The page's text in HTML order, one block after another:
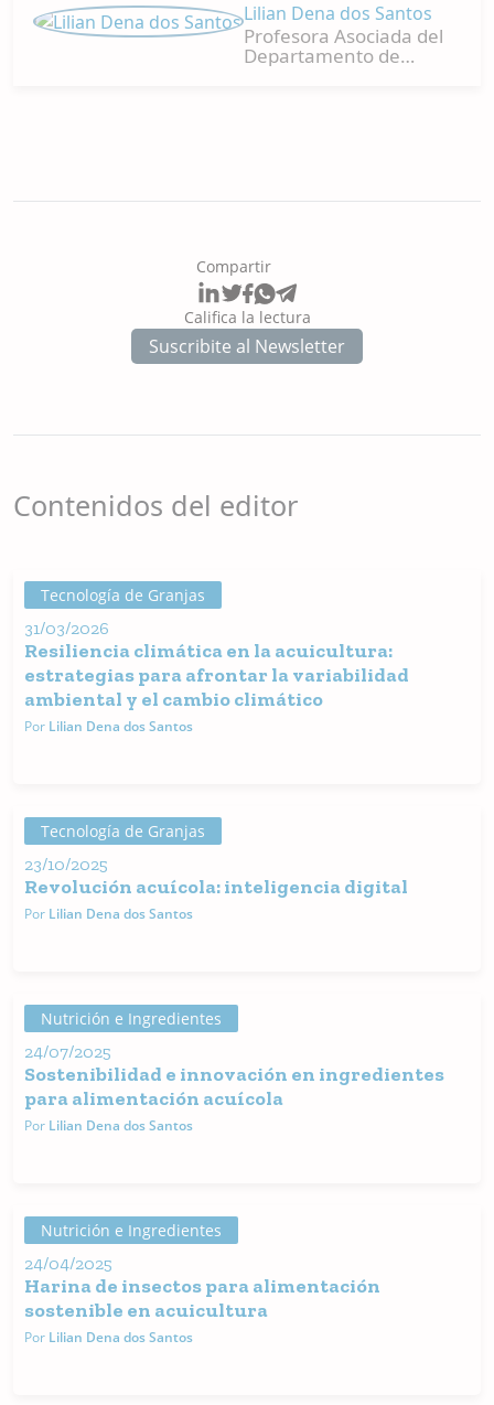
Lilian Dena dos Santos
Profesora Asociada del
Departamento de
Nutrición Acuícola.
laboratorio,
investigadora y
orientadora en la
enseñanza de grado y
posgrado en la UFPR,
además de haber
la industria de la
ejecución de
investigaciones en
Compartir
Califica la lectura
Suscribite al Newsletter
Contenidos del editor
Tecnología de Granjas
31/03/2026
Resiliencia climática en la acuicultura:
estrategias para afrontar la variabilidad
ambiental y el cambio climático
Por Lilian Dena dos Santos
Tecnología de Granjas
23/10/2025
Revolución acuícola: inteligencia digital
Por Lilian Dena dos Santos
Nutrición e Ingredientes
24/07/2025
Sostenibilidad e innovación en ingredientes
para alimentación acuícola
Por Lilian Dena dos Santos
Nutrición e Ingredientes
24/04/2025
Harina de insectos para alimentación
sostenible en acuicultura
Por Lilian Dena dos Santos